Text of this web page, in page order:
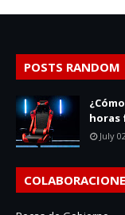
POSTS RANDOM
horas
July